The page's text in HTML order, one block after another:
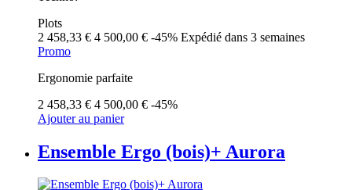
Plots
2 458,33 € 4 500,00 € -45% Expédié dans 3 semaines
Promo
Ergonomie parfaite
2 458,33 € 4 500,00 € -45%
Ajouter au panier
Ensemble Ergo (bois)+ Aurora